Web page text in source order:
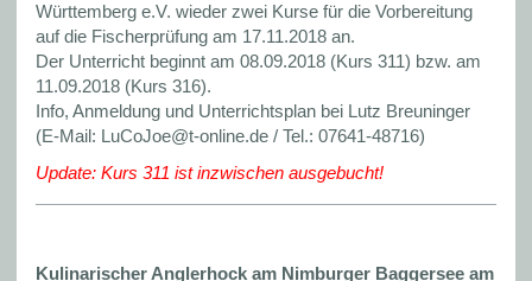
Württemberg e.V. wieder zwei Kurse für die Vorbereitung
auf die Fischerprüfung am 17.11.2018 an.
Der Unterricht beginnt am 08.09.2018 (Kurs 311) bzw. am
11.09.2018 (Kurs 316).
Info, Anmeldung und Unterrichtsplan bei Lutz Breuninger
(E-Mail: LuCoJoe@t-online.de / Tel.: 07641-48716)
Update: Kurs 311 ist inzwischen ausgebucht!
Kulinarischer Anglerhock am Nimburger Baggersee am